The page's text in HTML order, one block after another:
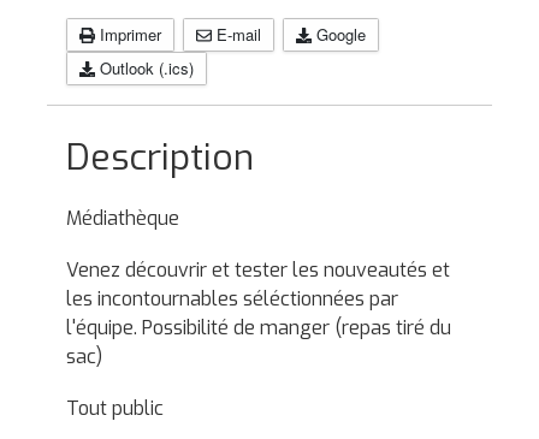
Imprimer E-mail
Google
Outlook (.ics)
Description
Médiathèque
Venez découvrir et tester les nouveautés et
les incontournables séléctionnées par
l'équipe. Possibilité de manger (repas tiré du
sac)
Tout public